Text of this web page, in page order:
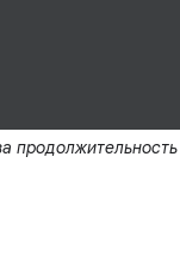
продолжительность